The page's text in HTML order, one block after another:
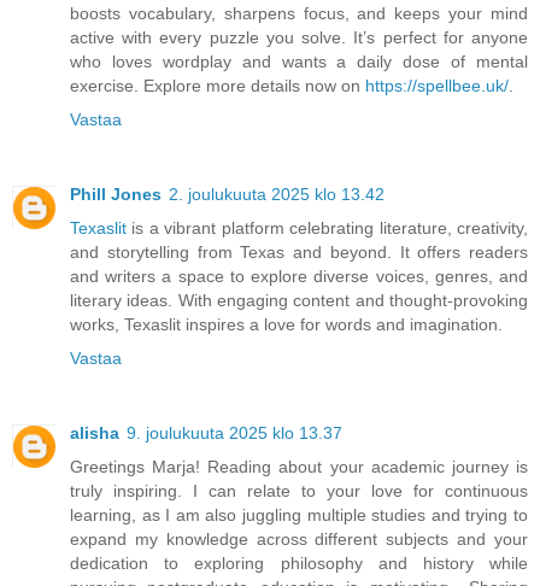
boosts vocabulary, sharpens focus, and keeps your mind
active with every puzzle you solve. It’s perfect for anyone
who loves wordplay and wants a daily dose of mental
exercise. Explore more details now on https://spellbee.uk/
Vastaa
Phill Jones 2. joulukuuta 2025 klo 13.42
Texaslit is a vibrant platform celebrating literature, creativity,
and storytelling from Texas and beyond. It offers readers
and writers a space to explore diverse voices, genres, and
literary ideas. With engaging content and thought-provoking
works, Texaslit inspires a love for words and imagination.
Vastaa
alisha 9. joulukuuta 2025 klo 13.37
Greetings Marja! Reading about your academic journey is
truly inspiring. I can relate to your love for continuous
learning, as I am also juggling multiple studies and trying to
expand my knowledge across different subjects and your
dedication to exploring philosophy and history while